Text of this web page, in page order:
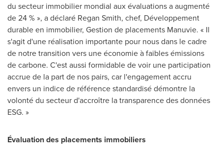
du secteur immobilier mondial aux évaluations a augmenté
de 24 % », a déclaré Regan Smith, chef, Développement
durable en immobilier, Gestion de placements Manuvie. « Il
s'agit d'une réalisation importante pour nous dans le cadre
de notre transition vers une économie à faibles émissions
de carbone. C'est aussi formidable de voir une participation
accrue de la part de nos pairs, car l'engagement accru
envers un indice de référence standardisé démontre la
volonté du secteur d'accroître la transparence des données
ESG. »
Évaluation des placements immobiliers